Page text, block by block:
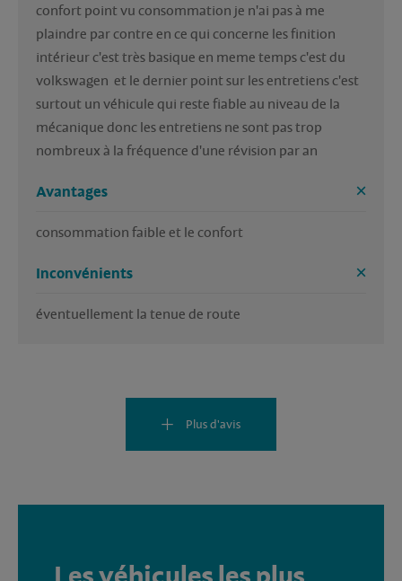
confort point vu consommation je n'ai pas à me
plaindre par contre en ce qui concerne les finition
intérieur c'est très basique en meme temps c'est du
volkswagen  et le dernier point sur les entretiens c'est
surtout un véhicule qui reste fiable au niveau de la
mécanique donc les entretiens ne sont pas trop
nombreux à la fréquence d'une révision par an
Avantages
consommation faible et le confort
Inconvénients
éventuellement la tenue de route
Plus d'avis